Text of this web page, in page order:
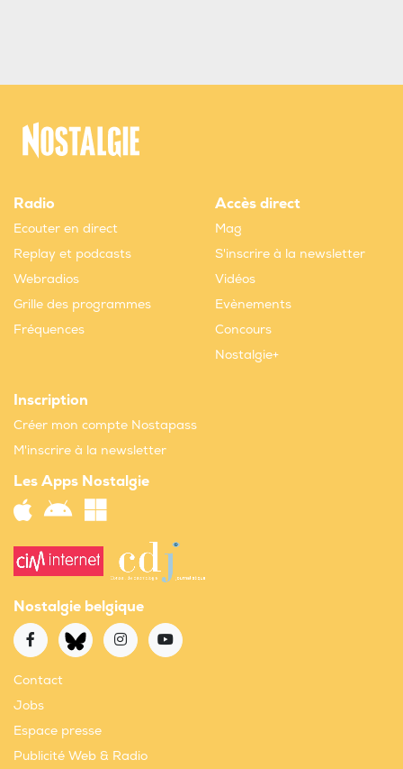
Radio
Ecouter en direct
Replay et podcasts
Webradios
Grille des programmes
Fréquences
Accès direct
Mag
S'inscrire à la newsletter
Vidéos
Evènements
Concours
Nostalgie+
Inscription
Créer mon compte Nostapass
M'inscrire à la newsletter
Les Apps Nostalgie
Nostalgie belgique
Contact
Jobs
Espace presse
Publicité Web & Radio